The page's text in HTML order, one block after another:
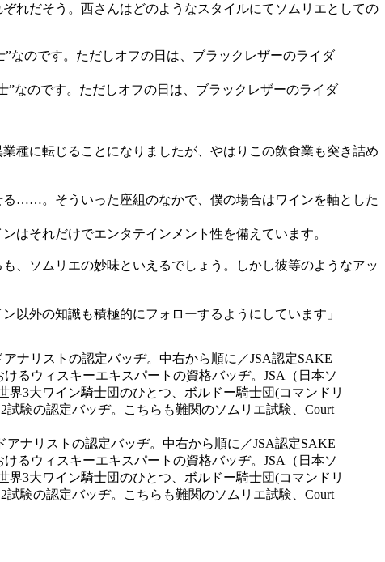
れだそう。西さんはどのようなスタイルにてソムリエとしての
なのです。ただしオフの日は、ブラックレザーのライダ
種に転じることになりましたが、やはりこの飲食業も突き詰め
……。そういった座組のなかで、僕の場合はワインを軸とした
はそれだけでエンタテインメント性を備えています。
、ソムリエの妙味といえるでしょう。しかし彼等のようなアッ
以外の知識も積極的にフォローするようにしています」
ナリストの認定バッヂ。中右から順に／JSA認定SAKE
るウィスキーエキスパートの資格バッヂ。JSA（日本ソ
3大ワイン騎士団のひとつ、ボルドー騎士団(コマンドリ
試験の認定バッヂ。こちらも難関のソムリエ試験、Court